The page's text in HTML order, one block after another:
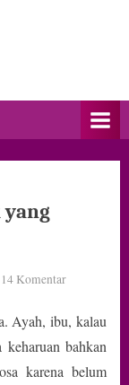
14 Komentarpada
Film
Tentang
Adik
Ayah, ibu, kalau
bahkan
karena belum